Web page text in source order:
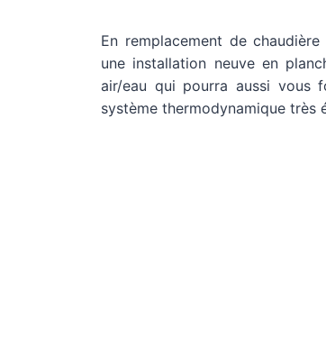
En remplacement de
une installation neuve en
air/eau qui pourra aussi vous
système thermodynamique très